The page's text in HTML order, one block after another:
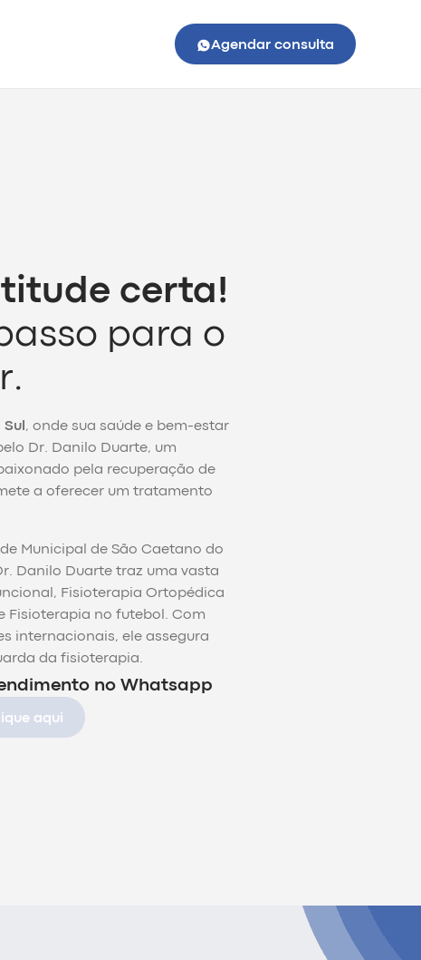
Agendar consulta
certa!
para o
, onde sua saúde e bem-estar
Dr. Danilo Duarte, um
pela recuperação de
a oferecer um tratamento
Municipal de São Caetano do
Danilo Duarte traz uma vasta
Fisioterapia Ortopédica
Fisioterapia no futebol. Com
internacionais, ele assegura
da fisioterapia.
no Whatsapp
aqui